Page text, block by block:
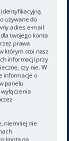
używane do
adres e-mail
twojego konta
prawa
którym stoi nasz
informacji przy
czy nie. W
informacje o
panelu
niemniej nie
konta na